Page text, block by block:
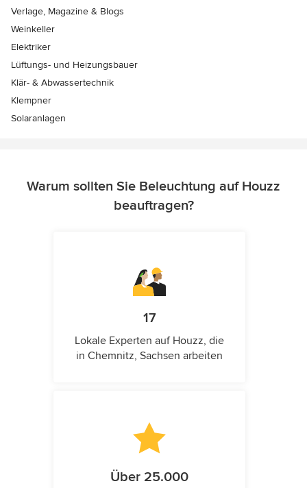
Verlage, Magazine & Blogs
Weinkeller
Elektriker
Lüftungs- und Heizungsbauer
Klär- & Abwassertechnik
Klempner
Solaranlagen
Warum sollten Sie Beleuchtung auf Houzz
beauftragen?
17
Lokale Experten auf Houzz, die
in Chemnitz, Sachsen arbeiten
Über 25.000